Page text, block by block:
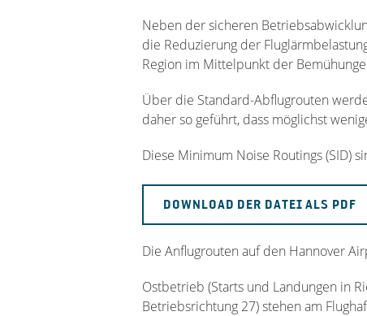
Neben der sicheren
die Reduzierung der
Region im Mittelpunkt der
Über die Standard-Abflugrouten
daher so geführt, dass möglichst
Diese Minimum Noise Routings (SID)
DOWNLOAD DER DATEI ALS PDF
Die Anflugrouten auf den Hannover
Ostbetrieb (Starts und Landungen in
Betriebsrichtung 27) stehen am